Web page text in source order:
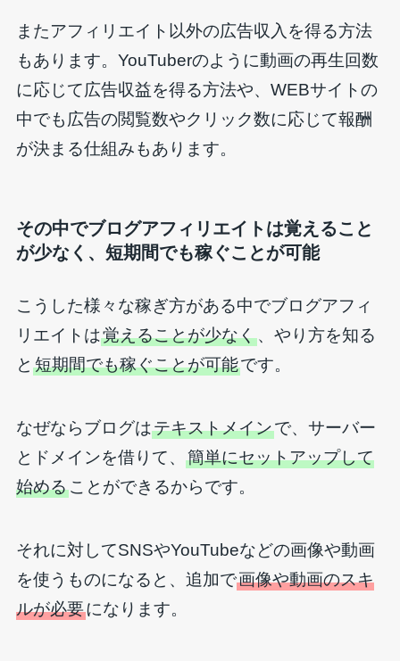
またアフィリエイト以外の広告収入を得る方法
もあります。YouTuberのように動画の再生回数
に応じて広告収益を得る方法や、WEBサイトの
中でも広告の閲覧数やクリック数に応じて報酬
が決まる仕組みもあります。
その中でブログアフィリエイトは覚えること
が少なく、短期間でも稼ぐことが可能
こうした様々な稼ぎ方がある中でブログアフィ
リエイトは覚えることが少なく、やり方を知る
と 短期間でも稼ぐことが可能です。
なぜならブログはテキストメインで、サーバー
とドメインを借りて、 簡単にセットアップして
始めることができるからです。
それに対してSNSやYouTubeなどの画像や動画
を使うものになると、追加で画像や動画のスキ
ルが必要になります。